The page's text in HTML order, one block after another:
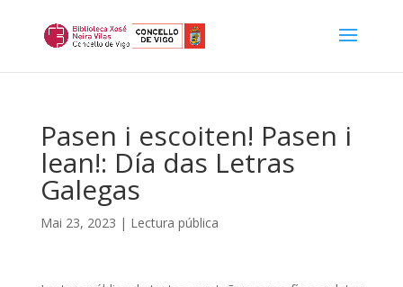
Pasen i escoiten! Pasen i
lean!: Día das Letras
Galegas
Mai 23, 2023 | Lectura pública